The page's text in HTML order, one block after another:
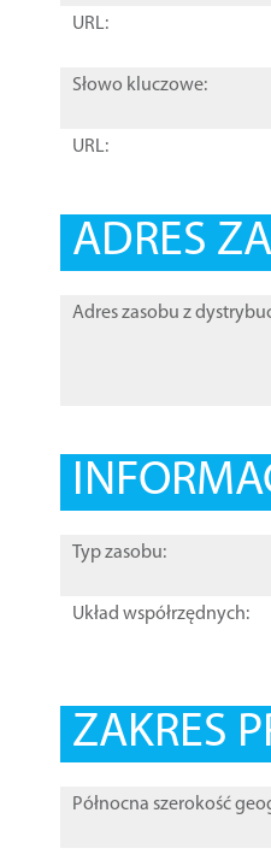
URL:
Słowo kluczowe:
URL:
ADRES
Adres zasobu z
Typ zasobu:
Układ współrzędnych:
ZAKRES
Północna szerokość